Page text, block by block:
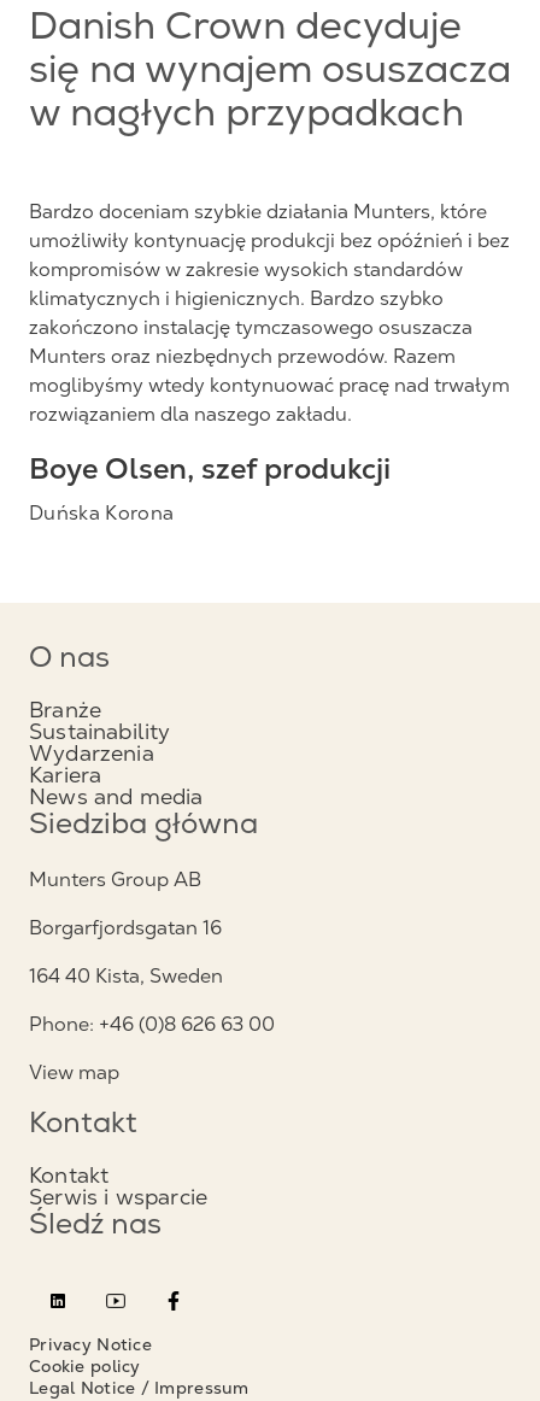
Danish Crown decyduje
się na wynajem osuszacza
w nagłych przypadkach
Bardzo doceniam szybkie działania Munters, które
umożliwiły kontynuację produkcji bez opóźnień i bez
kompromisów w zakresie wysokich standardów
klimatycznych i higienicznych. Bardzo szybko
zakończono instalację tymczasowego osuszacza
Munters oraz niezbędnych przewodów. Razem
moglibyśmy wtedy kontynuować pracę nad trwałym
rozwiązaniem dla naszego zakładu.
Boye Olsen, szef produkcji
Duńska Korona
O nas
Branże
Sustainability
Wydarzenia
Kariera
News and media
Siedziba główna
Munters Group AB
Borgarfjordsgatan 16
164 40 Kista, Sweden
Phone: +46 (0)8 626 63 00
View map
Kontakt
Kontakt
Serwis i wsparcie
Śledź nas
Privacy Notice
Cookie policy
Legal Notice / Impressum